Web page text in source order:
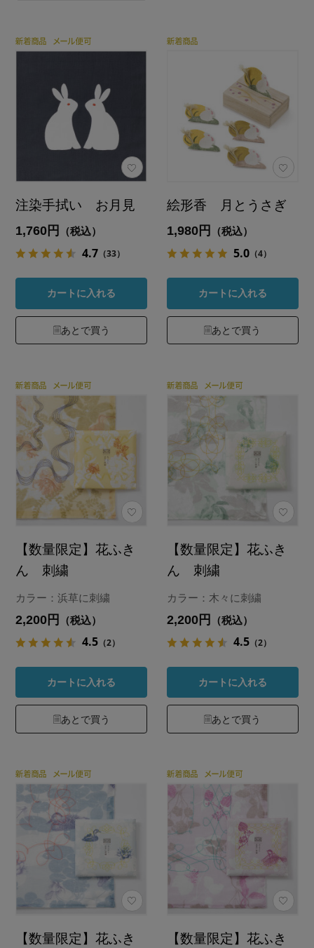
注染手拭い お月見
1,760円 （税込）
4.7 （33）
カートに入れる
あとで買う
絵形香 月とうさぎ
1,980円 （税込）
5.0 （4）
カートに入れる
あとで買う
【数量限定】花ふき
ん 刺繍
カラー：浜草に刺繍
2,200円 （税込）
4.5 （2）
カートに入れる
あとで買う
【数量限定】花ふき
ん 刺繍
カラー：木々に刺繍
2,200円 （税込）
4.5 （2）
カートに入れる
あとで買う
【数量限定】花ふき
【数量限定】花ふき